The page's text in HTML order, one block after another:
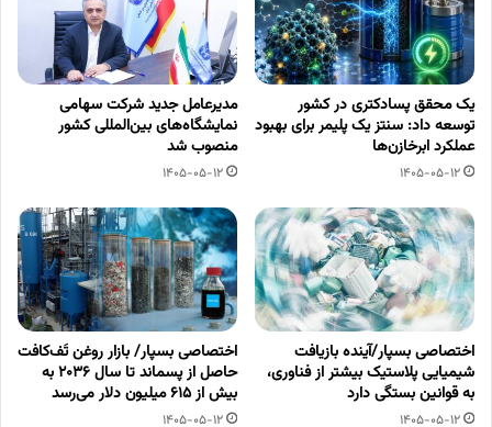
یک محقق پسادکتری در کشور
توسعه داد: سنتز یک پلیمر برای بهبود
عملکرد ابرخازن‌ها
1405-05-12
مدیرعامل جدید شرکت سهامی
نمایشگاه‌های بین‌المللی کشور
منصوب شد
1405-05-12
اختصاصی بسپار/آینده بازیافت
شیمیایی پلاستیک بیشتر از فناوری،
به قوانین بستگی دارد
1405-05-12
اختصاصی بسپار/ بازار روغن تَف‌کافت
حاصل از پسماند تا سال ۲۰۳۶ به
بیش از ۶۱۵ میلیون دلار می‌رسد
1405-05-12